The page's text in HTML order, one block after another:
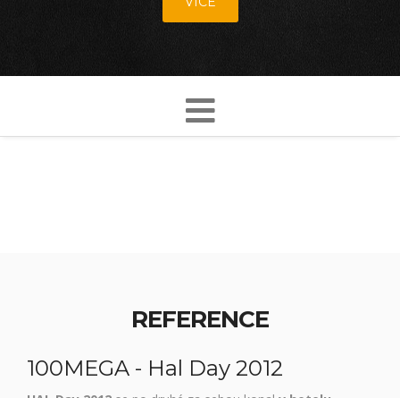
REFERENCE
100MEGA - Hal Day 2012